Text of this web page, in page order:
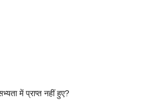
में प्राप्त नहीं हुए?